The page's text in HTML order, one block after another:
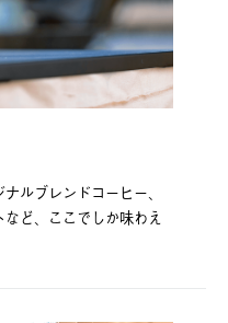
ルブレンドコーヒー、
ど、ここでしか味わえ